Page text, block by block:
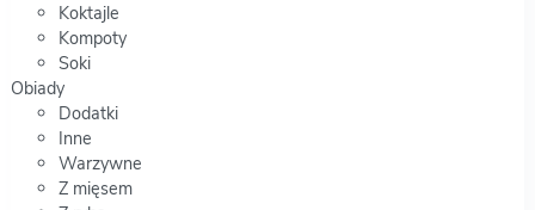
Koktajle
Kompoty
Soki
Obiady
Dodatki
Inne
Warzywne
Z mięsem